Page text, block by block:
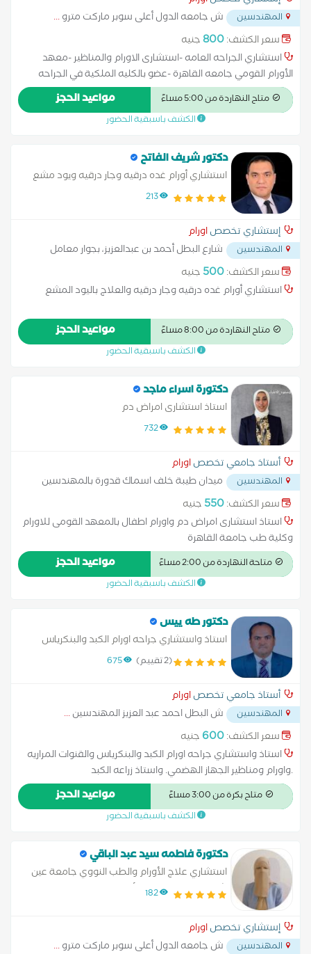
المهندسين ش جامعه الدول أعلى سوبر ماركت مترو...
سعر الكشف:800جنيه
استشاري الجراحه العامه -استشارى الاورام والمناظير -معهد
الأورام القومي جامعه القاهرة -عضو بالكليه الملكية في الجراحه
بانجلترا استئصال الزائدة بالمنظار استئصال الطحال استئصال الغدة
الدرقية استئصال الكلية استئصال جزئي للكبد بالون المعدة تدبيس
المعدة تكميم المعدة جراحة البواسير جراحة القدم السكري حزام
شد البطن بالخيوط شد الثدي بالخيوط شد الجزء السفلي من الجسم
بالجراحة شد الجزء السفلي من الجسم بالخيوط شد الجفون بالخيوط
شد الذراعين بالخيوط شد الرقبة بالخيط شد الفخذ بالخيوط شد
المؤخرة بالخيوط شد الوجه بالخيوط علاج الاستسقاء علاج البواسير
بدون جراحة علاج الكيس الدهني عملية استئصال الرحم بالمنظار
عملية الغدة الدرقية عملية الفتاق عملية اللوز عملية المرارة بالمنظار
عملية الناسور عملية تحويل مسار المعدة عملية دوالي الخصية
عملية شد البطن عملية شد الثدي عملية شد الجبهة عملية شد
الذراعين عملية شد الرقبة عملية شد الفخذ عملية شد المؤخرة
عملية شد الوجه عملية شد اليدين
متاح النهاردة من 5:00 مساءً مواعيد الحجز
الكشف باسبقية الحضور
دكتور شريف الفاتح
استشاري أورام غده درقيه وجار درقيه ويود مشع
213
إستشاري تخصصاورام
المهندسين
شارع البطل أحمد بن عبدالعزيز، بجوار معامل
ألفا...سعر الكشف:500 جنيه
استشاري أورام غده درقيه وجار درقيه والعلاج باليود المشع
متاح النهاردة من 8:00 مساءً مواعيد الحجز
الكشف باسبقية الحضور
دكتورة اسراء ماجد
استاذ استشارى امراض دم
732
أستاذ جامعي تخصصاورام
المهندسين
ميدان طيبة خلف اسماك قدورة بالمهندسين
سعر الكشف:550 جنيه
استاذ استشارى امراض دم واورام اطفال بالمعهد القومى للاورام
وكلية طب جامعة القاهرة
متاحة النهاردة من 2:00 مساءً مواعيد الحجز
الكشف باسبقية الحضور
دكتور طه ييس
استاذ واستشاري جراحه اورام الكبد والبنكرياس
والقنوات المراريه .واورام ومناظير الجهاز الهضمي.
(2 تقييم) 675
أستاذ جامعي تخصصاورام
المهندسين ش البطل احمد عبد العزيز المهندسين...
سعر الكشف:600 جنيه
استاذ واستشاري جراحه اورام الكبد والبنكرياس والقنوات المراريه
.واورام ومناظير الجهاز الهضمي. واستاذ زراعه الكبد
متاح بكرة من 3:00 مساءً مواعيد الحجز
الكشف باسبقية الحضور
دكتورة فاطمه سيد عبد الباقي
استشاري علاج الأورام والطب النووي جامعة عين
شمس دكتوراه علاج الأورام والطب النووي جامعة
182
إستشاري تخصصاورام
المهندسين ش جامعه الدول أعلى سوبر ماركت مترو...